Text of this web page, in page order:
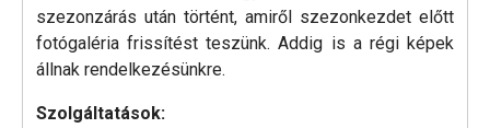
szezonzárás után történt, amiről szezonkezdet előtt
fotógaléria frissítést teszünk. Addig is a régi képek
állnak rendelkezésünkre.
Szolgáltatások: